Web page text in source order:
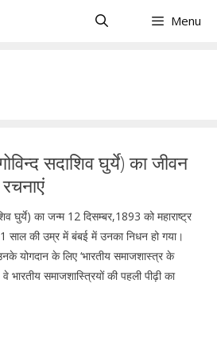
Menu
सदाशिव घुर्ये) का जीवन
घुर्ये) का जन्म 12 दिसम्बर,1893 को महाराष्ट्र
की उम्र में बंबई में उनका निधन हो गया।
योगदान के लिए ‘भारतीय समाजशास्त्र के
भारतीय समाजशास्त्रियों की पहली पीढ़ी का